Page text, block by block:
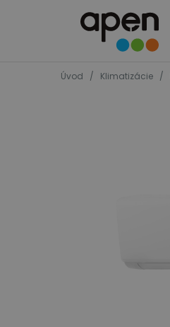
Úvod / Klimatizácie /